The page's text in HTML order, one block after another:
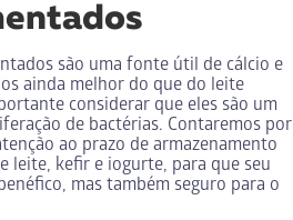
são uma fonte útil de cálcio e
ainda melhor do que do leite
considerar que eles são um
de bactérias. Contaremos por
ao prazo de armazenamento
leite, kefir e iogurte, para que seu
mas também seguro para o